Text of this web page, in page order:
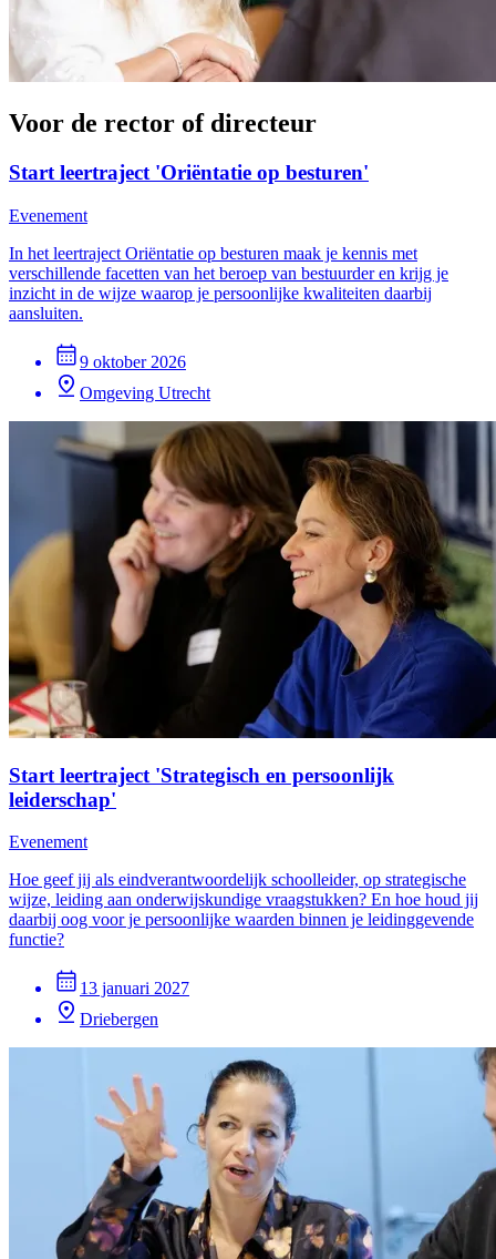
Voor de rector of directeur
Start leertraject 'Oriëntatie op besturen'
Evenement
In het leertraject Oriëntatie op besturen maak je kennis met
verschillende facetten van het beroep van bestuurder en krijg je
inzicht in de wijze waarop je persoonlijke kwaliteiten daarbij
aansluiten.
9 oktober 2026
Omgeving Utrecht
Start leertraject 'Strategisch en persoonlijk
leiderschap'
Evenement
Hoe geef jij als eindverantwoordelijk schoolleider, op strategische
wijze, leiding aan onderwijskundige vraagstukken? En hoe houd jij
daarbij oog voor je persoonlijke waarden binnen je leidinggevende
functie?
13 januari 2027
Driebergen